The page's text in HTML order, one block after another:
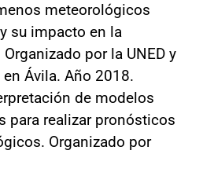
meteorológicos
su impacto en la
por la UNED y
en Ávila. Año 2018.
de modelos
para realizar pronósticos
Organizado por